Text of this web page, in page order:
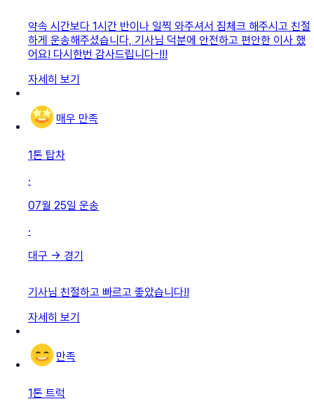
약속 시간보다 1시간 반이나 일찍 와주셔서 짐체크 해주시고 친절
하게 운송해주셨습니다, 기사님 덕분에 안전하고 편안한 이사 했
어요! 다시한번 감사드립니다-!!!
자세히 보기
매우 만족
1톤 탑차
·
07월 25일 운송
·
대구 → 경기
기사님 친절하고 빠르고 좋았습니다!!
자세히 보기
만족
1톤 트럭